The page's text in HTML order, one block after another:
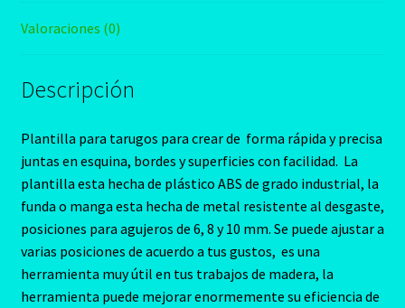
Valoraciones (0)
Descripción
Plantilla para tarugos para crear de forma rápida y precisa
juntas en esquina, bordes y superficies con facilidad. La
plantilla esta hecha de plástico ABS de grado industrial, la
funda o manga esta hecha de metal resistente al desgaste,
posiciones para agujeros de 6, 8 y 10 mm. Se puede ajustar a
varias posiciones de acuerdo a tus gustos, es una
herramienta muy útil en tus trabajos de madera, la
herramienta puede mejorar enormemente su eficiencia de